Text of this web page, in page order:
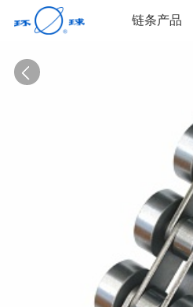
链条产品